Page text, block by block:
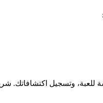
وتسجيل اكتشافاتك.